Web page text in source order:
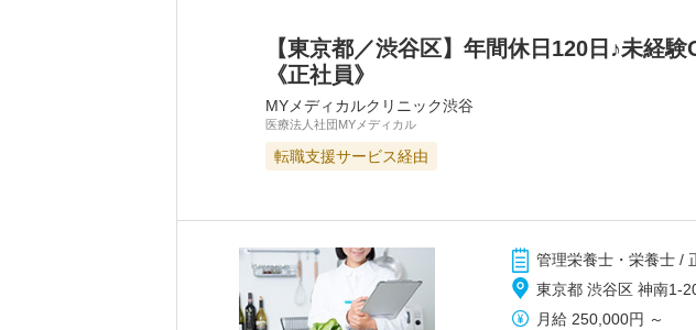
【東京都／渋谷区】年間休日120日♪未経
《正社員》
MYメディカルクリニック渋谷
医療法人社団MYメディカル
転職支援サービス経由
管理栄養士・栄養士 /
東京都 渋谷区 神南
月給 250,000円 ～